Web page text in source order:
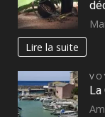
Lire la suite